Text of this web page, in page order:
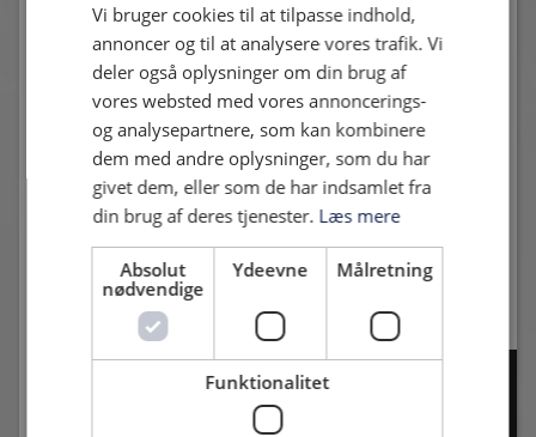
Qamili sender en flot stikning ind bag Fremads forsvar, og
Stefan Nygaard støder frem, og bringer sig alene med
Fremad-målmanden, som han afdribler, og derefter sender
bolden i det tomme mål. 3-0 og en rigtig god sejr i den første
Cheftræner Per Frandsen: Det er dejligt at komme i gang
igen. Vi har, i løbet af ugen, haft 5 træninger, og det er vigtig
at vi, i dag, går ud og gør de ting rigtigt, som vi har været
gode til tidligere. Det ser jeg i dag, og nu skal vi så bare have
konditionen på plads også.
Vi bruger cookies til at tilpasse indhold,
annoncer og til at analysere vores trafik. Vi
deler også oplysninger om din brug af
vores websted med vores annoncerings-
og analysepartnere, som kan kombinere
dem med andre oplysninger, som du har
givet dem, eller som de har indsamlet fra
din brug af deres tjenester. Læs mere
Absolut
nødvendige
Ydeevne Målretning
Funktionalitet